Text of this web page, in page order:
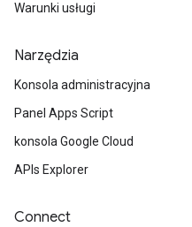
Warunki usługi
Narzędzia
Konsola administracyjna
Panel Apps Script
konsola Google Cloud
APIs Explorer
Connect